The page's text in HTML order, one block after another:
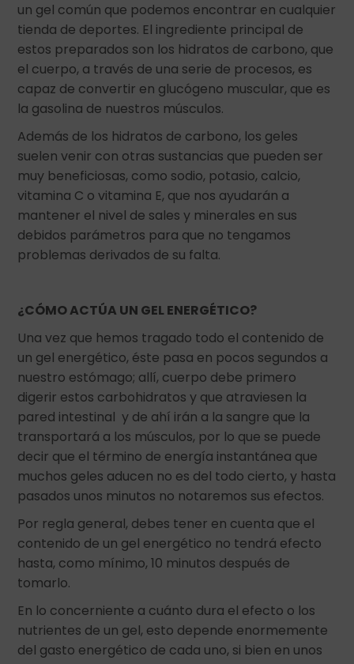
un gel común que podemos encontrar en cualquier
tienda de deportes. El ingrediente principal de
estos preparados son los hidratos de carbono, que
el cuerpo, a través de una serie de procesos, es
capaz de convertir en glucógeno muscular, que es
la gasolina de nuestros músculos.
Además de los hidratos de carbono, los geles
suelen venir con otras sustancias que pueden ser
muy beneficiosas, como sodio, potasio, calcio,
vitamina C o vitamina E, que nos ayudarán a
mantener el nivel de sales y minerales en sus
debidos parámetros para que no tengamos
problemas derivados de su falta.
¿CÓMO ACTÚA UN GEL ENERGÉTICO?
Una vez que hemos tragado todo el contenido de
un gel energético, éste pasa en pocos segundos a
nuestro estómago; allí, cuerpo debe primero
digerir estos carbohidratos y que atraviesen la
pared intestinal y de ahí irán a la sangre que la
transportará a los músculos, por lo que se puede
decir que el término de energía instantánea que
muchos geles aducen no es del todo cierto, y hasta
pasados unos minutos no notaremos sus efectos.
Por regla general, debes tener en cuenta que el
contenido de un gel energético no tendrá efecto
hasta, como mínimo, 10 minutos después de
tomarlo.
En lo concerniente a cuánto dura el efecto o los
nutrientes de un gel, esto depende enormemente
del gasto energético de cada uno, si bien en unos